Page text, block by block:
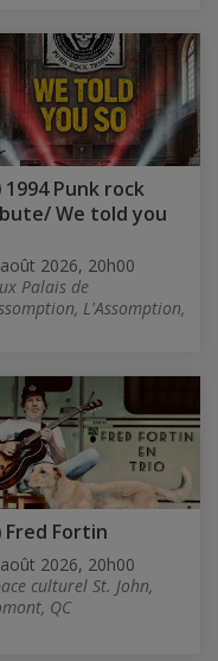
1994 Punk rock
We told you
2026, 20h00
Palais de
L'Assomption,
Fred Fortin
2026, 20h00
culturel St. John,
QC